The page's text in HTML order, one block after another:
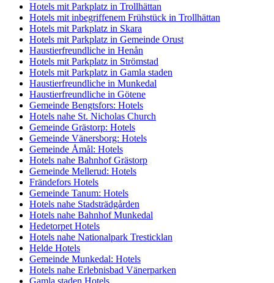
Hotels mit Parkplatz in Trollhättan
Hotels mit inbegriffenem Frühstück in Trollhättan
Hotels mit Parkplatz in Skara
Hotels mit Parkplatz in Gemeinde Orust
Haustierfreundliche in Henån
Hotels mit Parkplatz in Strömstad
Hotels mit Parkplatz in Gamla staden
Haustierfreundliche in Munkedal
Haustierfreundliche in Götene
Gemeinde Bengtsfors: Hotels
Hotels nahe St. Nicholas Church
Gemeinde Grästorp: Hotels
Gemeinde Vänersborg: Hotels
Gemeinde Åmål: Hotels
Hotels nahe Bahnhof Grästorp
Gemeinde Mellerud: Hotels
Frändefors Hotels
Gemeinde Tanum: Hotels
Hotels nahe Stadsträdgården
Hotels nahe Bahnhof Munkedal
Hedetorpet Hotels
Hotels nahe Nationalpark Tresticklan
Helde Hotels
Gemeinde Munkedal: Hotels
Hotels nahe Erlebnisbad Vänerparken
Gamla staden Hotels